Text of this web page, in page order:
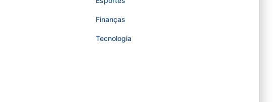
Finanças
Tecnologia